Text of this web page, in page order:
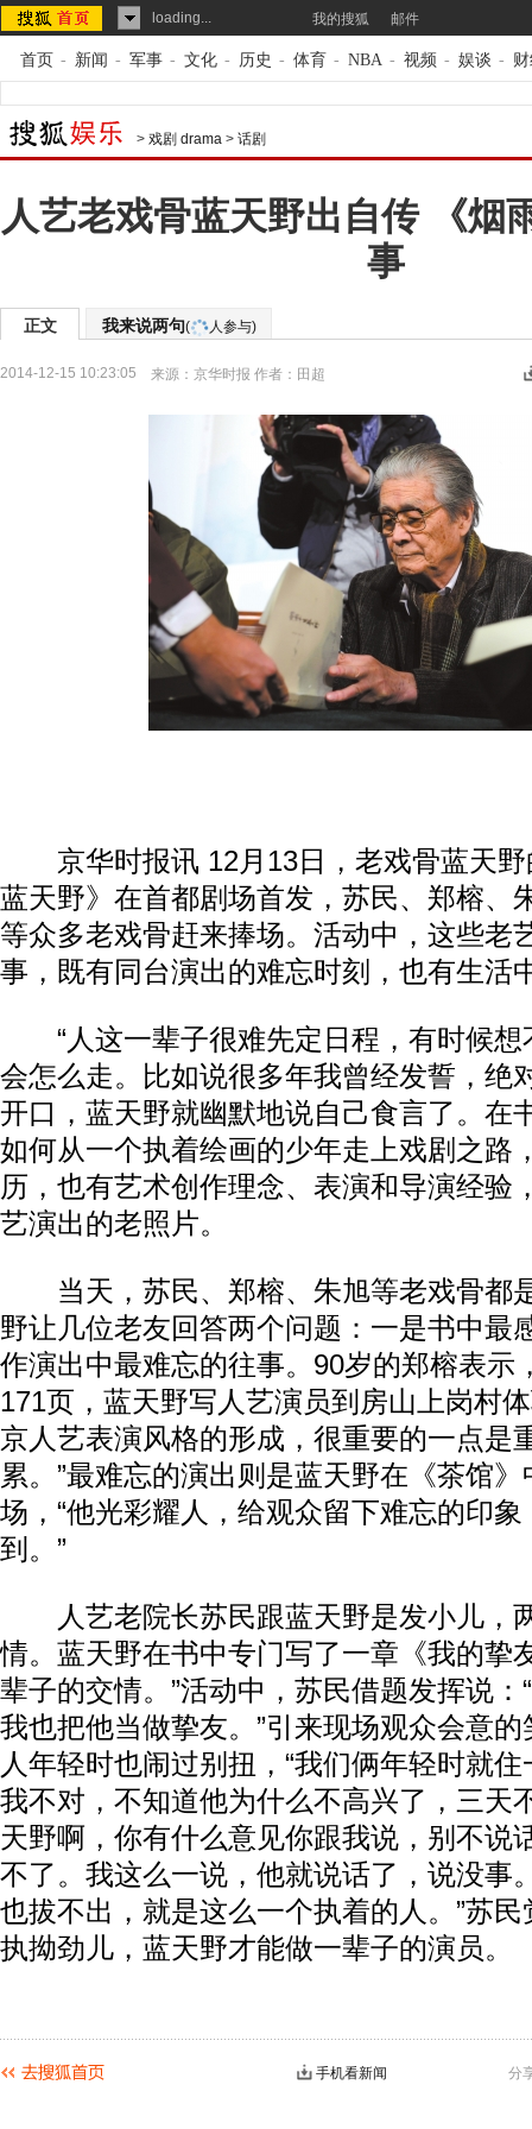
loading... 我的搜狐 邮件
首页 - 新闻 - 军事 - 文化 - 历史 - 体育 - NBA - 视频 - 娱谈 -
> 戏剧 drama > 话剧
人艺老戏骨蓝天野出自传 《烟
事
正文 我来说两句( 人参与)
2014-12-15 10:23:05 来源： 京华时报 作者：田超
京华时报讯 12月13日，老戏骨蓝天野
蓝天野》在首都剧场首发，苏民、郑榕、
等众多老戏骨赶来捧场。活动中，这些老
事，既有同台演出的难忘时刻，也有生活
“人这一辈子很难先定日程，有时候想
会怎么走。比如说很多年我曾经发誓，绝
开口，蓝天野就幽默地说自己食言了。在
如何从一个执着绘画的少年走上戏剧之路
历，也有艺术创作理念、表演和导演经验
艺演出的老照片。
当天，苏民、郑榕、朱旭等老戏骨都是
野让几位老友回答两个问题：一是书中最
作演出中最难忘的往事。90岁的郑榕表示
171页，蓝天野写人艺演员到房山上岗村
京人艺表演风格的形成，很重要的一点是
累。”最难忘的演出则是蓝天野在《茶馆
场，“他光彩耀人，给观众留下难忘的印
到。”
人艺老院长苏民跟蓝天野是发小儿，
情。蓝天野在书中专门写了一章《我的挚
辈子的交情。”活动中，苏民借题发挥说：
我也把他当做挚友。”引来现场观众会意
人年轻时也闹过别扭，“我们俩年轻时就
我不对，不知道他为什么不高兴了，三天
天野啊，你有什么意见你跟我说，别不说
不了。我这么一说，他就说话了，说没事
也拔不出，就是这么一个执着的人。”苏
执拗劲儿，蓝天野才能做一辈子的演员。
分
手机看新闻